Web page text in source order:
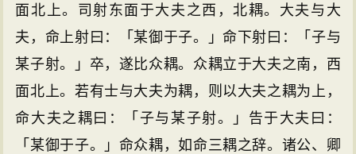
面北上。司射东面于大夫之西，北耦。大夫与大
夫，命上射曰：「某御于子。」命下射曰：「子与
某子射。」卒，遂比众耦。众耦立于大夫之南，西
面北上。若有士与大夫为耦，则以大夫之耦为上，
命大夫之耦曰：「子与某子射。」告于大夫曰：
「某御于子。」命众耦，如命三耦之辞。诸公、卿